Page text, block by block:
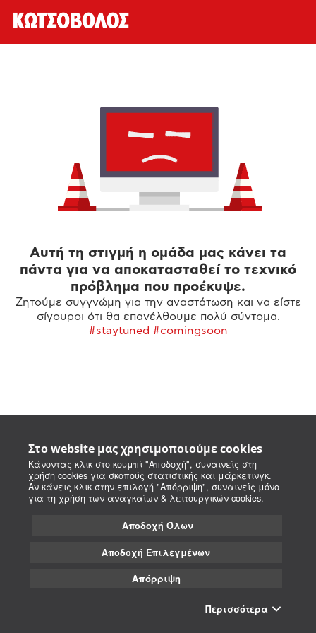
Στο website μας χρησιμοποιούμε cookies
Κάνοντας κλικ στο κουμπί "Αποδοχή", συναινείς στη
χρήση cookies για σκοπούς στατιστικής και μάρκετινγκ.
Αν κάνεις κλικ στην επιλογή "Απόρριψη", συναινείς μόνο
για τη χρήση των αναγκαίων & λειτουργικών cookies.
Αποδοχή Όλων
Αποδοχή Επιλεγμένων
Απόρριψη
Περισσότερα
Αυτή τη στιγμή η ομάδα μας κάνει τα
πάντα για να αποκατασταθεί το τεχνικό
πρόβλημα που προέκυψε.
Ζητούμε συγγνώμη για την αναστάτωση και να είστε
σίγουροι ότι θα επανέλθουμε πολύ σύντομα.
#staytuned #comingsoon